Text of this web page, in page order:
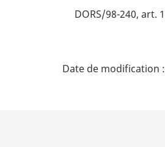
DORS/98-240, art. 1
Date de modification :